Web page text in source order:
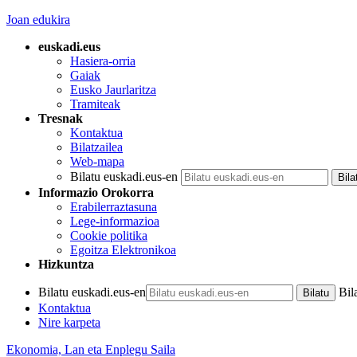
Joan edukira
euskadi.eus
Hasiera-orria
Gaiak
Eusko Jaurlaritza
Tramiteak
Tresnak
Kontaktua
Bilatzailea
Web-mapa
Bilatu euskadi.eus-en
Informazio Orokorra
Erabilerraztasuna
Lege-informazioa
Cookie politika
Egoitza Elektronikoa
Hizkuntza
Bilatu euskadi.eus-en
Kontaktua
Nire karpeta
Ekonomia, Lan eta Enplegu Saila